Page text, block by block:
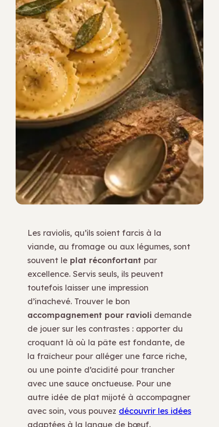
Les raviolis, qu’ils soient farcis à la
viande, au fromage ou aux légumes, sont
souvent le plat réconfortant par
excellence. Servis seuls, ils peuvent
toutefois laisser une impression
d’inachevé. Trouver le bon
accompagnement pour ravioli demande
de jouer sur les contrastes : apporter du
croquant là où la pâte est fondante, de
la fraîcheur pour alléger une farce riche,
ou une pointe d’acidité pour trancher
avec une sauce onctueuse. Pour une
autre idée de plat mijoté à accompagner
avec soin, vous pouvez découvrir les idées
adaptées à la langue de bœuf.